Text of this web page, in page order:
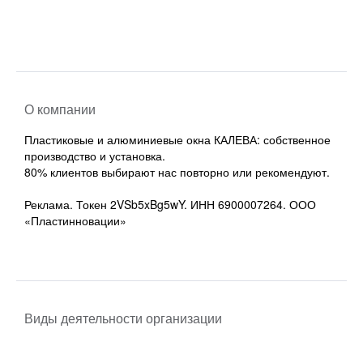
О компании
Пластиковые и алюминиевые окна КАЛЕВА: собственное
производство и установка.
80% клиентов выбирают нас повторно или рекомендуют.
Реклама. Токен 2VSb5xBg5wY. ИНН 6900007264. ООО
«Пластинновации»
Виды деятельности организации